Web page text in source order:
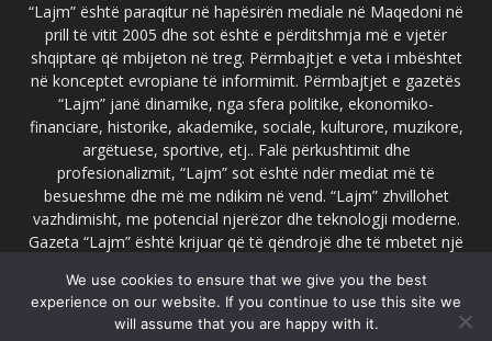
“Lajm” është paraqitur në hapësirën mediale në Maqedoni në
prill të vitit 2005 dhe sot është e përditshmja më e vjetër
shqiptare që mbijeton në treg. Përmbajtjet e veta i mbështet
në konceptet evropiane të informimit. Përmbajtjet e gazetës
“Lajm” janë dinamike, nga sfera politike, ekonomiko-
financiare, historike, akademike, sociale, kulturore, muzikore,
argëtuese, sportive, etj.. Falë përkushtimit dhe
profesionalizmit, “Lajm” sot është ndër mediat më të
besueshme dhe më me ndikim në vend. “Lajm” zhvillohet
vazhdimisht, me potencial njerëzor dhe teknologji moderne.
Gazeta “Lajm” është krijuar që të qëndrojë dhe të mbetet një
faqja zyrtare e gazetës “Lajm”, www.lajmpress.org është një
ndër portalet më të njohur në Maqedoni.
We use cookies to ensure that we give you the best
experience on our website. If you continue to use this site we
will assume that you are happy with it.